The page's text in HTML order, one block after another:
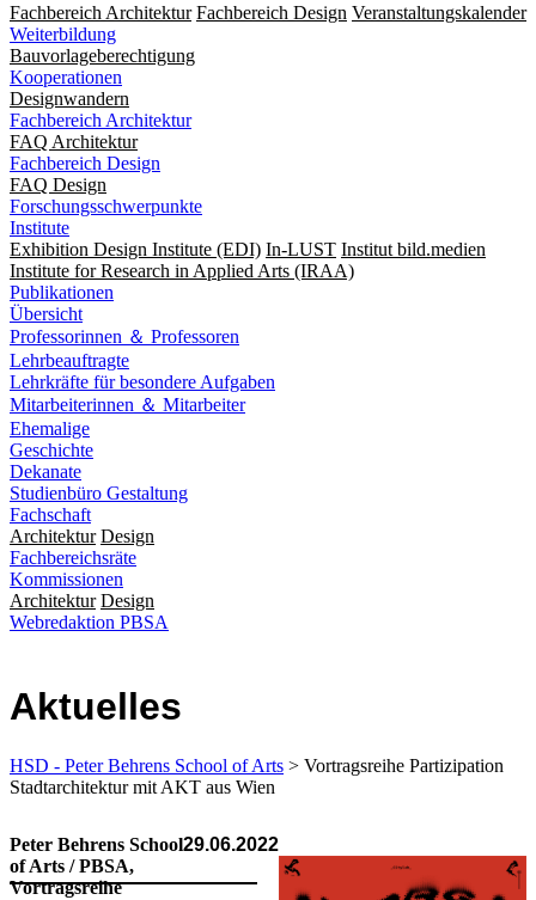
Fachbereich Architektur Fachbereich Design Veranstaltungskalender
Weiterbildung
Bauvorlageberechtigung
Kooperationen
Designwandern
Fachbereich Architektur
FAQ Architektur
Fachbereich Design
FAQ Design
Forschungsschwerpunkte
Institute
Exhibition Design Institute (EDI) In-LUST Institut bild.medien
Institute for Research in Applied Arts (IRAA)
Publikationen
Übersicht
Professorinnen ＆ Professoren
Lehrbeauftragte
Lehrkräfte für besondere Aufgaben
Mitarbeiterinnen ＆ Mitarbeiter
Ehemalige
Geschichte
Dekanate
Studienbüro Gestaltung
Fachschaft
Architektur Design
Fachbereichsräte
Kommissionen
Architektur Design
Webredaktion PBSA
Aktuelles
HSD - Peter Behrens School of Arts > Vortragsreihe Partizipation
Stadtarchitektur mit AKT aus Wien
Peter Behrens School
of Arts / PBSA,
Vortragsreihe
29.06.2022